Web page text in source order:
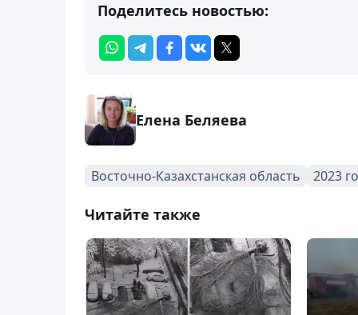
Поделитесь новостью:
Елена Беляева
Восточно-Казахстанская область 2023
Читайте также